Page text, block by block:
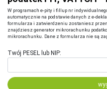
W programach e-pity i fillup nr
automatycznie na podstawie danych z e-
formularza i zatwierdzeniu zostaniesz
znajdziesz generator mikrorachunku
mikrorachunku. Dane z formularza nie są
Twój PESEL lub NIP: